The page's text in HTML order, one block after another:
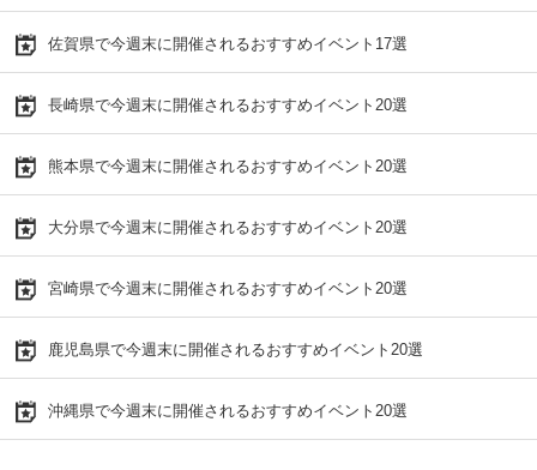
佐賀県で今週末に開催されるおすすめイベント17選
長崎県で今週末に開催されるおすすめイベント20選
熊本県で今週末に開催されるおすすめイベント20選
大分県で今週末に開催されるおすすめイベント20選
宮崎県で今週末に開催されるおすすめイベント20選
鹿児島県で今週末に開催されるおすすめイベント20選
沖縄県で今週末に開催されるおすすめイベント20選